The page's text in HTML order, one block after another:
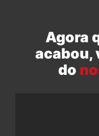
Agora
acabou,
do